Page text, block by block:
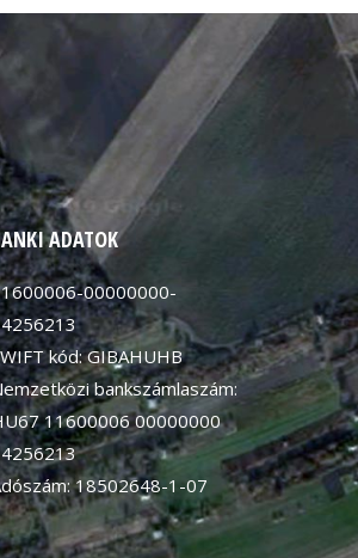
ADATOK
00000000-
kód: GIBAHUHB
bankszámlaszám:
11600006 00000000
18502648-1-07